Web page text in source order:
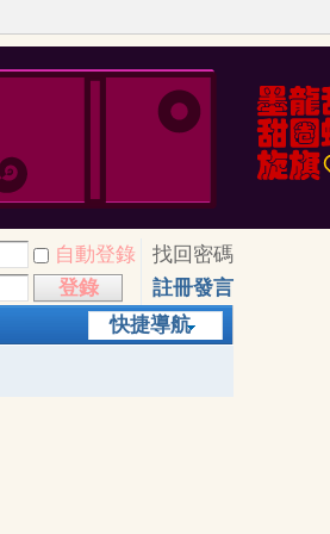
自動登錄
找回密碼
登錄
註冊發言
快捷導航